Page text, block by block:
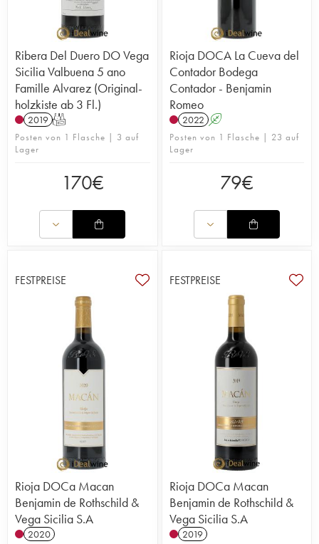
Ribera Del Duero DO Vega
Sicilia Valbuena 5 ano
Famille Alvarez (Original-
holzkiste ab 3 Fl.)
2019 T
Posten von 1 Flasche | 3 auf
Lager
170€
Rioja DOCA La Cueva del
Contador Bodega
Contador - Benjamin
Romeo
2022 A
Posten von 1 Flasche | 23 auf
Lager
79€
FESTPREISE
Rioja DOCa Macan
Benjamin de Rothschild &
Vega Sicilia S.A
2020
FESTPREISE
Rioja DOCa Macan
Benjamin de Rothschild &
Vega Sicilia S.A
2019